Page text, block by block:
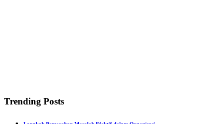
Trending Posts